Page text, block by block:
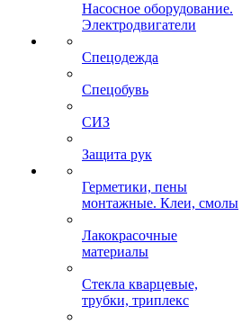
Насосное оборудование.
Электродвигатели
Спецодежда
Спецобувь
СИЗ
Защита рук
Герметики, пены
монтажные. Клеи, смолы
Лакокрасочные
материалы
Стекла кварцевые,
трубки, триплекс